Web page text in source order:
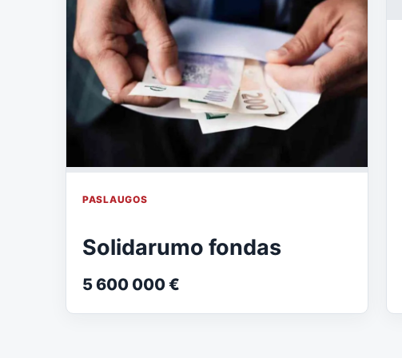
PASLAUGOS
Solidarumo fondas
5 600 000 €